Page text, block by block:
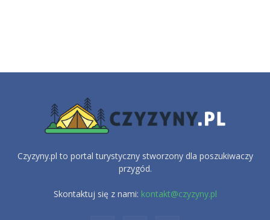
Czyzyny.pl to portal turystyczny stworzony dla poszukiwaczy
przygód.
Skontaktuj się z nami: kontakt@czyzyny.pl